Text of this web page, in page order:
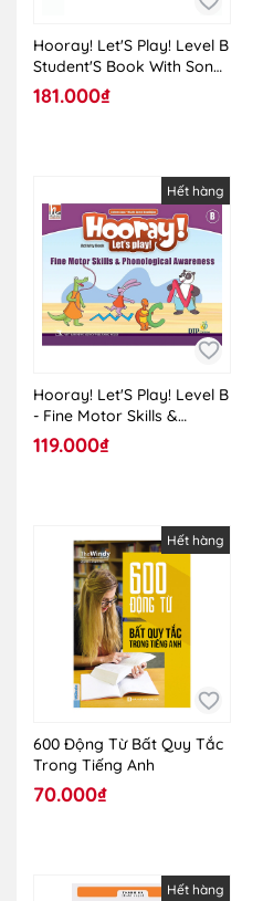
Hooray! Let'S Play! Level B
Student'S Book With Songs
& Chants Audio CD
181.000₫
Hết hàng
Hooray! Let'S Play! Level B
- Fine Motor Skills &
Phonological Awareness
Activity Book
119.000₫
Hết hàng
600 Động Từ Bất Quy Tắc
Trong Tiếng Anh
70.000₫
Hết hàng